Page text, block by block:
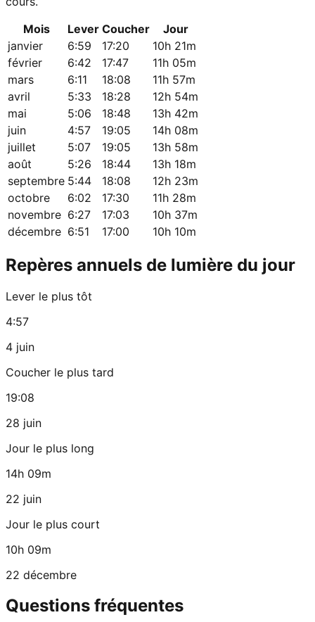
Mois
Lever Coucher
Jour
janvier
6:59 17:20
10h 21m
février
6:42 17:47
11h 05m
mars
6:11 18:08
11h 57m
avril
5:33 18:28
12h 54m
mai
5:06 18:48
13h 42m
juin
4:57 19:05
14h 08m
juillet
5:07 19:05
13h 58m
août
5:26 18:44
13h 18m
septembre 5:44 18:08
12h 23m
octobre
6:02 17:30
11h 28m
novembre 6:27 17:03
10h 37m
décembre 6:51 17:00 10h 10m
Repères annuels de lumière du jour
Lever le plus tôt
4:57
4 juin
Coucher le plus tard
19:08
28 juin
Jour le plus long
14h 09m
22 juin
Jour le plus court
10h 09m
22 décembre
Questions fréquentes